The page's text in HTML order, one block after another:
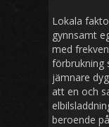
Lokala
gynnsamt
med
förbrukning
jämnare
att en och
beroende